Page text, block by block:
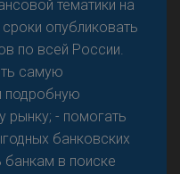
тематики на
опубликовать
по всей России.
самую
подробную
- помогать
банковских
банкам в поиске